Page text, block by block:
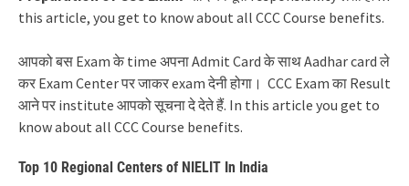
this article, you get to know about all CCC Course benefits.
आपको बस Exam के time अपना Admit Card के साथ Aadhar card ले
कर Exam Center पर जाकर exam देनी होगा। CCC Exam का Result
आने पर institute आपको सूचना दे देते हैं. In this article you get to
know about all CCC Course benefits.
Top 10 Regional Centers of NIELIT In India